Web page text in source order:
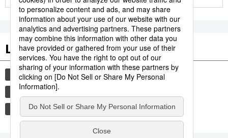
Les tags populaires
société actu gastronomie
avion
justice
agression sexuelle
histoire
tourisme vie quotidienne